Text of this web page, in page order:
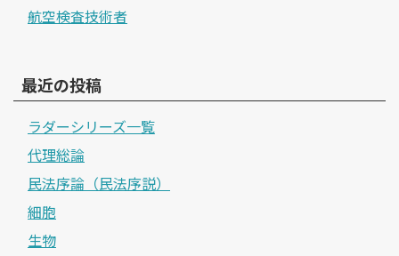
航空検査技術者
最近の投稿
ラダーシリーズ一覧
代理総論
民法序論（民法序説）
細胞
生物